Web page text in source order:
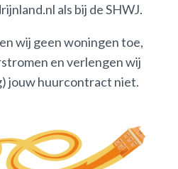
als bij de SHWJ.
wij geen woningen toe,
en verlengen wij
jouw huurcontract niet.